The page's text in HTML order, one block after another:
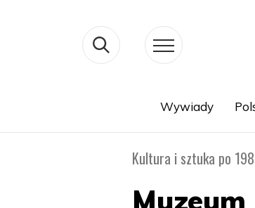
Wywiady
Kultura i sztuka po